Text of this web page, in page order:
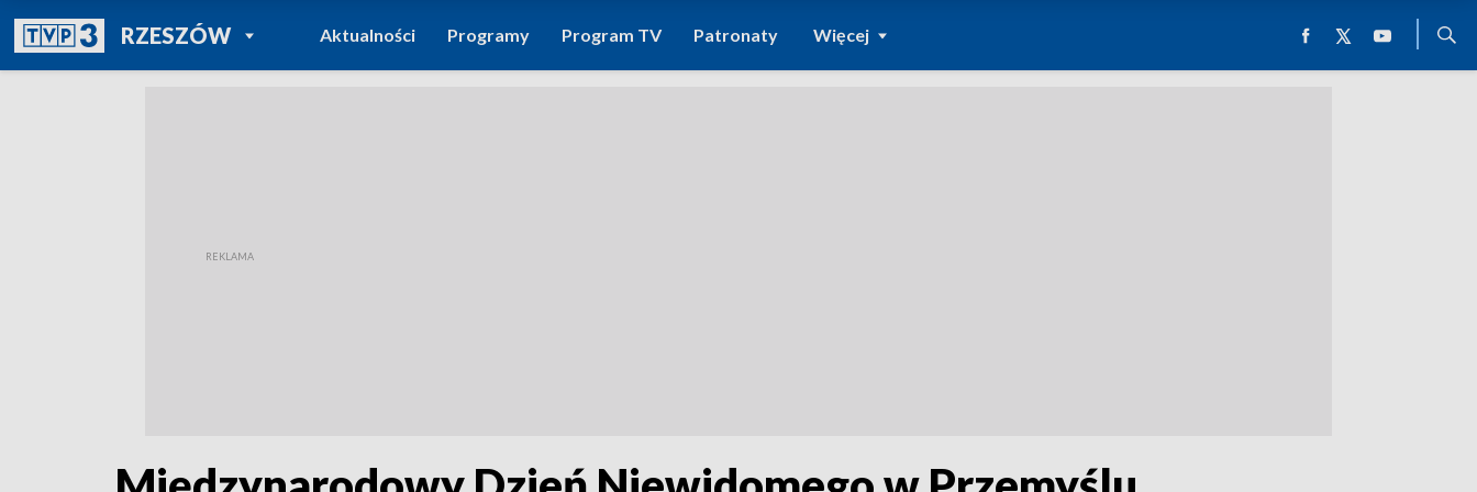
RZESZÓWPOWRÓT DO
TVP REGIONY
Aktualności Programy Program TV Patronaty Więcej